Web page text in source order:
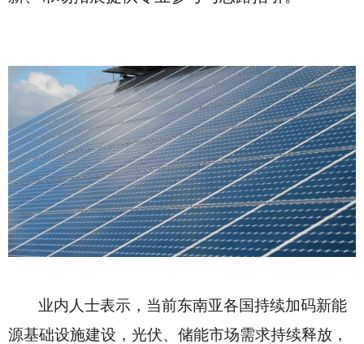
业内人士表示，当前东南亚各国持续加码新能
源基础设施建设，光伏、储能市场需求持续释放，